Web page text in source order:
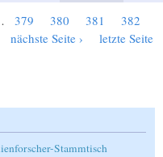
379 380 381 382
nächste Seite ›
letzte Seite
Stammtisch